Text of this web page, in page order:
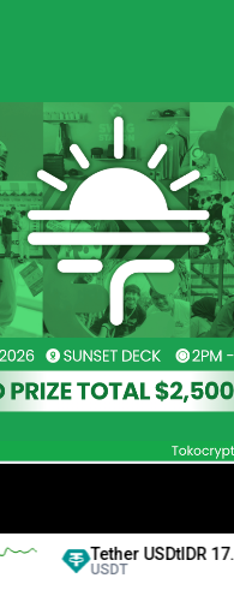
Tether USDtIDR 17.760,00
USDT